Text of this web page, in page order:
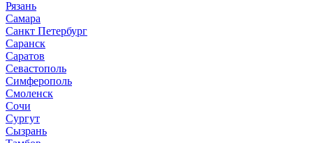
Рязань
Самара
Санкт Петербург
Саранск
Саратов
Севастополь
Симферополь
Смоленск
Сочи
Сургут
Сызрань